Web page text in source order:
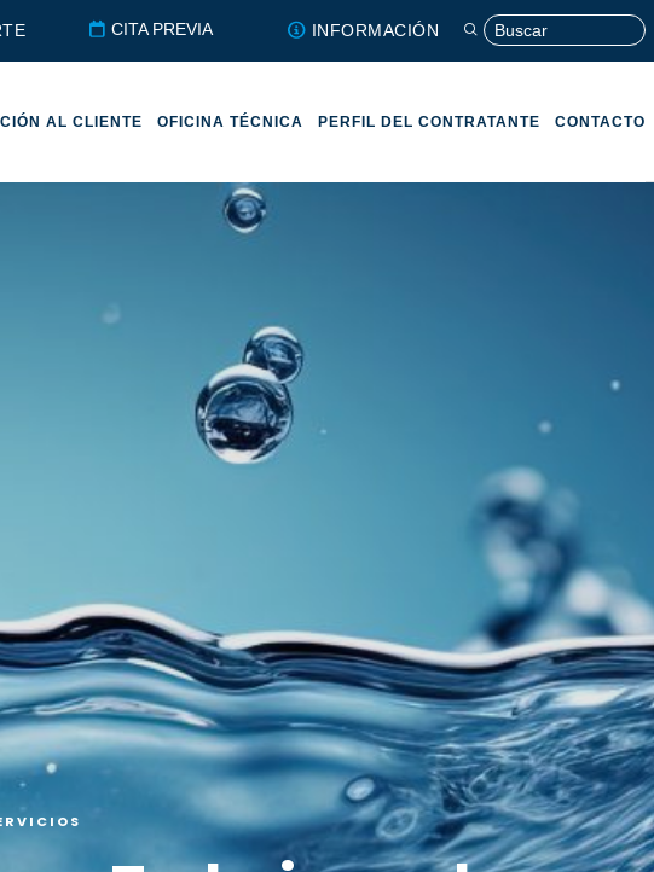
CITA PREVIA INFORMACIÓN
AL CLIENTE OFICINA TÉCNICA PERFIL DEL CONTRATANTE CONTACTO